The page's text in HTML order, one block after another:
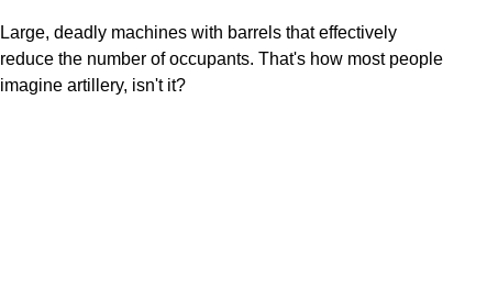
Large, deadly machines with barrels that effectively
reduce the number of occupants. That's how most people
imagine artillery, isn't it?